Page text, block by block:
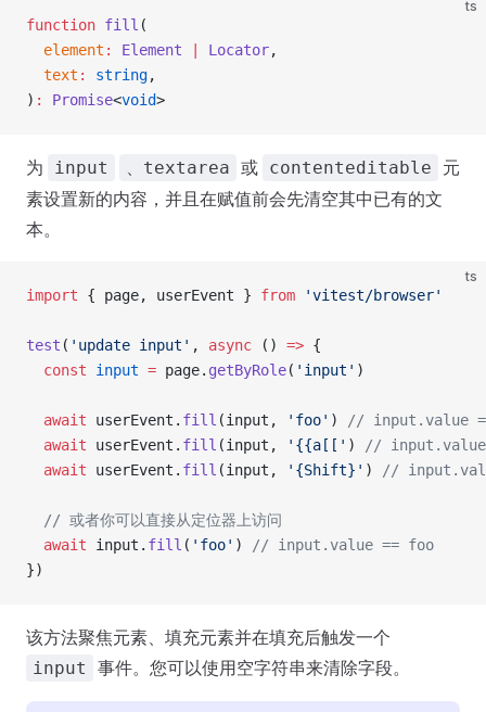
ts
function fill (
  element
: Element Locator,
  text
: string,
) : Promise<void>
为 input 、textarea 或 contenteditable
元
素设置新的内容，并且在赋值前会先清空其中已有的文
本。
ts
import { page, userEvent } from 'vitest/browser'
test ( 'update input' , async () => {
  const
input = page. getByRole( 'input' )
  await
userEvent. fill (input, 'foo' )
// input.value
  await
userEvent. fill (input, '{{a[[' )
//
  await
userEvent. fill (input, '{Shift}' ) //
  // 或者你可以直接从定位器上访问
  await
input. fill ( 'foo' )
// input.value == foo
})
该方法聚焦元素、填充元素并在填充后触发一个
input 事件。您可以使用空字符串来清除字段。